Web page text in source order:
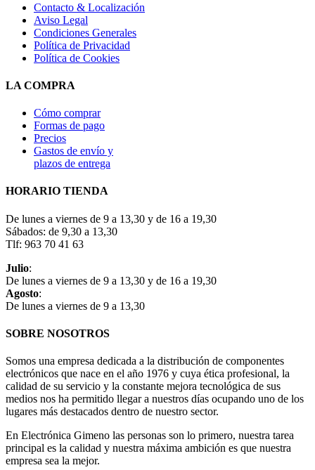
Contacto & Localización
Aviso Legal
Condiciones Generales
Política de Privacidad
Política de Cookies
LA COMPRA
Cómo comprar
Formas de pago
Precios
Gastos de envío y
plazos de entrega
HORARIO TIENDA
De lunes a viernes de 9 a 13,30 y de 16 a 19,30
Sábados: de 9,30 a 13,30
Tlf: 963 70 41 63
Julio:
De lunes a viernes de 9 a 13,30 y de 16 a 19,30
Agosto:
De lunes a viernes de 9 a 13,30
SOBRE NOSOTROS
Somos una empresa dedicada a la distribución de componentes
electrónicos que nace en el año 1976 y cuya ética profesional, la
calidad de su servicio y la constante mejora tecnológica de sus
medios nos ha permitido llegar a nuestros días ocupando uno de los
lugares más destacados dentro de nuestro sector.
En Electrónica Gimeno las personas son lo primero, nuestra tarea
principal es la calidad y nuestra máxima ambición es que nuestra
empresa sea la mejor.